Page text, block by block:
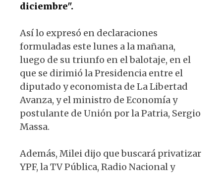
diciembre".
Así lo expresó en declaraciones
formuladas este lunes a la mañana,
luego de su triunfo en el balotaje, en el
que se dirimió la Presidencia entre el
diputado y economista de La Libertad
Avanza, y el ministro de Economía y
postulante de Unión por la Patria, Sergio
Massa.
Además, Milei dijo que buscará privatizar
YPF, la TV Pública, Radio Nacional y